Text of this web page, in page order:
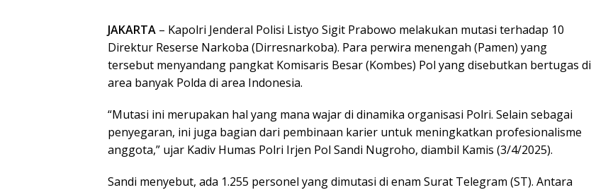
JAKARTA – Kapolri Jenderal Polisi Listyo Sigit Prabowo melakukan mutasi terhadap 10
Direktur Reserse Narkoba (Dirresnarkoba). Para perwira menengah (Pamen) yang
tersebut menyandang pangkat Komisaris Besar (Kombes) Pol yang disebutkan bertugas di
area banyak Polda di area Indonesia.
“Mutasi ini merupakan hal yang mana wajar di dinamika organisasi Polri. Selain sebagai
penyegaran, ini juga bagian dari pembinaan karier untuk meningkatkan profesionalisme
anggota,” ujar Kadiv Humas Polri Irjen Pol Sandi Nugroho, diambil Kamis (3/4/2025).
Sandi menyebut, ada 1.255 personel yang dimutasi di enam Surat Telegram (ST). Antara